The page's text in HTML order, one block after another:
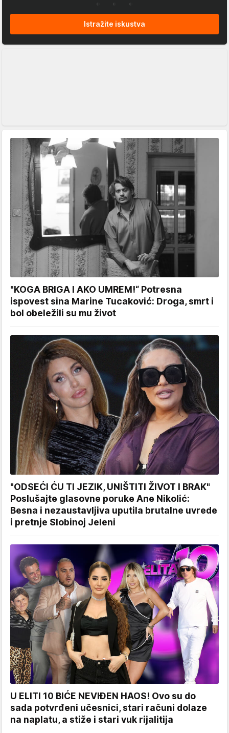
Istražite iskustva
"KOGA BRIGA I AKO UMREM!“ Potresna
ispovest sina Marine Tucaković: Droga, smrt i
bol obeležili su mu život
"ODSEĆI ĆU TI JEZIK, UNIŠTITI ŽIVOT I BRAK"
Poslušajte glasovne poruke Ane Nikolić:
Besna i nezaustavljiva uputila brutalne uvrede
i pretnje Slobinoj Jeleni
U ELITI 10 BIĆE NEVIĐEN HAOS! Ovo su do
sada potvrđeni učesnici, stari računi dolaze
na naplatu, a stiže i stari vuk rijalitija